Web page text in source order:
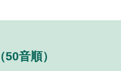
（50音順）